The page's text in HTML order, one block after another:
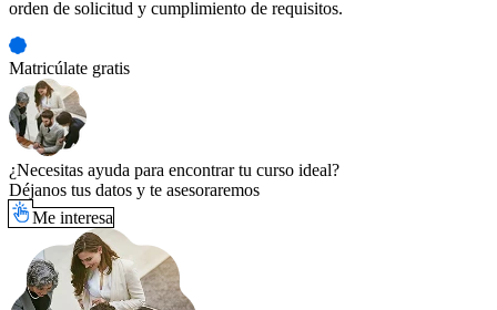
orden de solicitud y cumplimiento de requisitos.
Matricúlate gratis
¿Necesitas ayuda para encontrar tu curso ideal?
Déjanos tus datos y te asesoraremos
Me interesa